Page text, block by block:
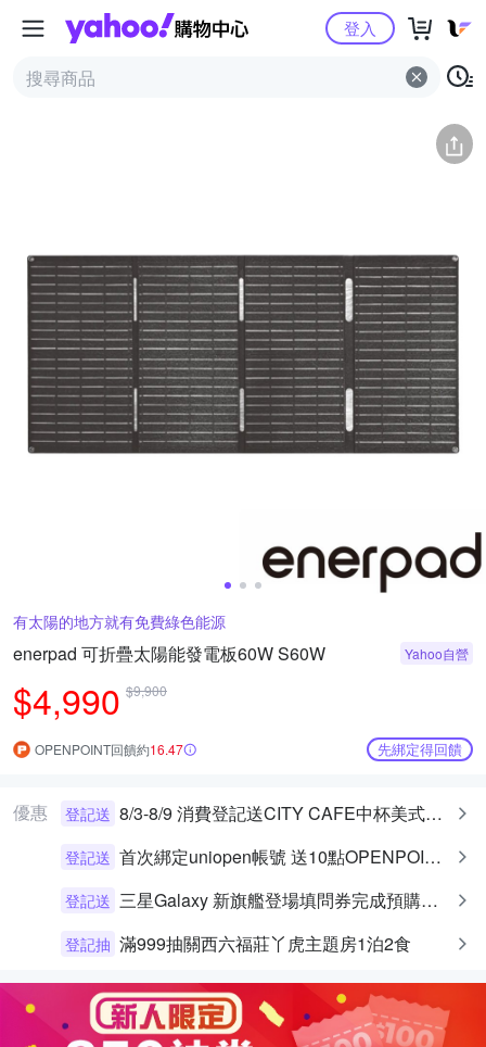
Yahoo購物中心
登入
簡介 評價 (0) 猜你喜歡
有太陽的地方就有免費綠色能源
enerpad 可折疊太陽能發電板60W S60W
$4,990 $9,900
Yahoo自營
OPENPOINT回饋約16.47 先綁定得回饋
優惠 登記送 8/3-8/9 消費登記送CITY CAFE中杯美式乙杯
登記送 首次綁定uniopen帳號 送10點OPENPOINT+統一布丁一個
登記送 三星Galaxy 新旗艦登場填問券完成預購即可享早鳥預購禮
登記抽 滿999抽關西六福莊丫虎主題房1泊2食